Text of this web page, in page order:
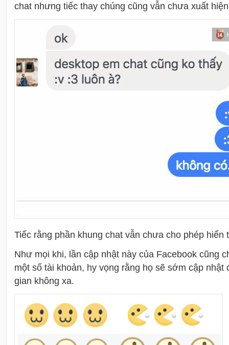
chat nhưng tiếc thay chúng cũng vẫn chưa xuất
Tiếc rằng phần khung chat vẫn chưa cho phép hiển
Như mọi khi, lần cập nhật này của Facebook cũng
một số tài khoản, hy vọng rằng họ sẽ sớm cập
gian không xa.